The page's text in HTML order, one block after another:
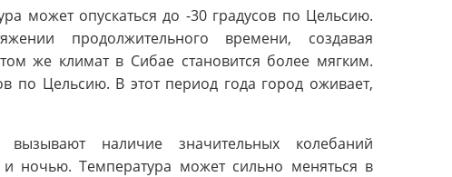
может опускаться до -30 градусов по Цельсию.
продолжительного времени, создавая
же климат в Сибае становится более мягким.
по Цельсию. В этот период года город оживает,
наличие значительных колебаний
ночью. Температура может сильно меняться в